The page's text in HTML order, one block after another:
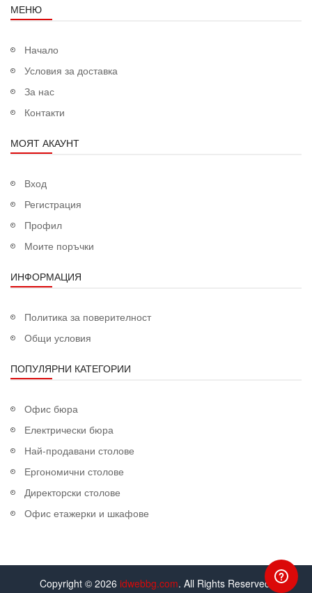
МЕНЮ
Начало
Условия за доставка
За нас
Контакти
МОЯТ АКАУНТ
Вход
Регистрация
Профил
Моите поръчки
ИНФОРМАЦИЯ
Политика за поверителност
Общи условия
ПОПУЛЯРНИ КАТЕГОРИИ
Офис бюра
Електрически бюра
Най-продавани столове
Ергономични столове
Директорски столове
Офис етажерки и шкафове
Copyright © 2026 idwebbg.com. All Rights Reserved.